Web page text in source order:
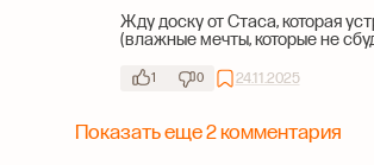
Жду доску от Стаса, которая
(влажные мечты, которые не
1 0 24.11.2025
Показать еще 2 комментария